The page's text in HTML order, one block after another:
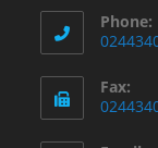
Phone:
Fax: